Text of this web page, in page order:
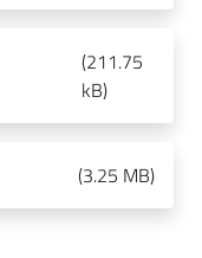
(211.75
kB)
(3.25 MB)